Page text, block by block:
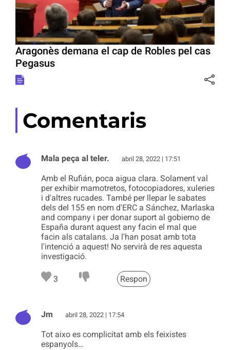
Aragonès demana el cap de Robles pel cas
Pegasus
Comentaris
Mala peça al teler. abril 28, 2022 | 17:51
Amb el Rufián, poca aigua clara. Solament val
per exhibir mamotretos, fotocopiadores, xuleries
i d'altres rucades. També per llepar le sabates
dels del 155 en nom d'ERC a Sánchez, Marlaska
and company i per donar suport al gobierno de
España durant aquest any facin el mal que
facin als catalans. Ja l'han posat amb tota
l'intenció a aquest! No servirà de res aquesta
investigació.
3 Respon
Jm abril 28, 2022 | 17:54
Tot aixo es complicitat amb els feixistes
espanyols…